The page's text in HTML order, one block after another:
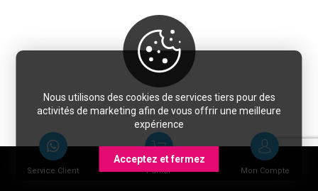
Service Client Panier Mon Compte
Nous utilisons des cookies de services tiers pour des
activités de marketing afin de vous offrir une meilleure
expérience
Acceptez et fermez